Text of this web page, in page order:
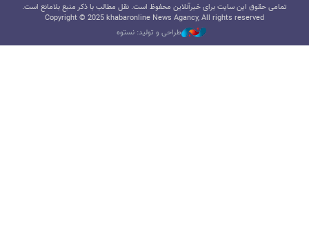
تمامی حقوق این سایت برای خبرآنلاین محفوظ است. نقل مطالب با ذکر منبع بلامانع است.
Copyright © 2025 khabaronline News Agancy, All rights reserved
طراحی و تولید: نستوه